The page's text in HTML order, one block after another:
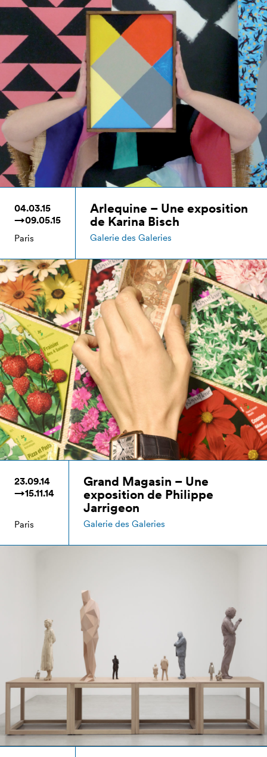
04.03.15
→09.05.15
Paris
Arlequine – Une exposition
de Karina Bisch
Galerie des Galeries
23.09.14
→15.11.14
Paris
Grand Magasin – Une
exposition de Philippe
Jarrigeon
Galerie des Galeries